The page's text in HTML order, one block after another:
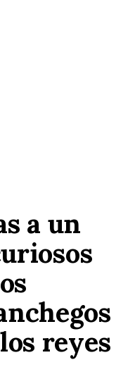
a un
reyes